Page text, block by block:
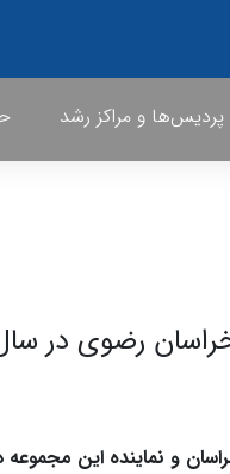
پردیس‌ها و مراکز رشد
در سال ۱۴۰۴ اعلام
و نماینده این